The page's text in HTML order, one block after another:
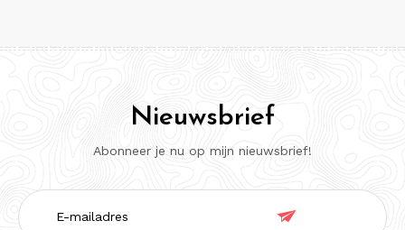
Nieuwsbrief
Abonneer je nu op mijn nieuwsbrief!
E-
mailadres
